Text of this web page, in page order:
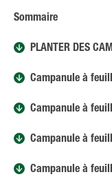
Sommaire
PLANTER DES
Campanule à
Campanule à
Campanule à
Campanule à